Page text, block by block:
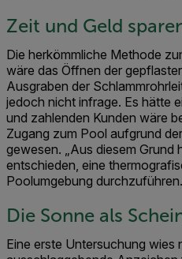
Zeit und Geld
Die herkömmliche Methode
wäre das Öffnen der
Ausgraben der
jedoch nicht infrage. Es hätte
und zahlenden Kunden wäre
Zugang zum Pool aufgrund
gewesen. „Aus diesem Grund
entschieden, eine
Poolumgebung
Die Sonne als
Eine erste Untersuchung wies